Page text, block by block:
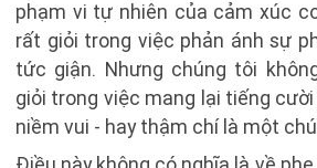
phạm vi tự nhiên của cảm xúc
rất giỏi trong việc phản ánh sự
tức giận. Nhưng chúng tôi
giỏi trong việc mang lại tiếng
niềm vui - hay thậm chí là một